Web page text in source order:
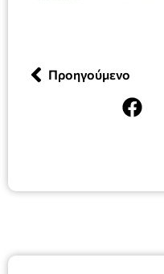
Προηγούμενο